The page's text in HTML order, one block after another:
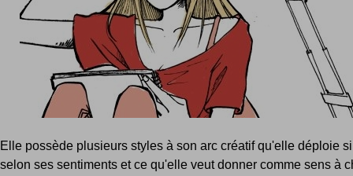
Elle possède plusieurs styles à son arc créatif qu'elle déploie
selon ses sentiments et ce qu'elle veut donner comme sens à